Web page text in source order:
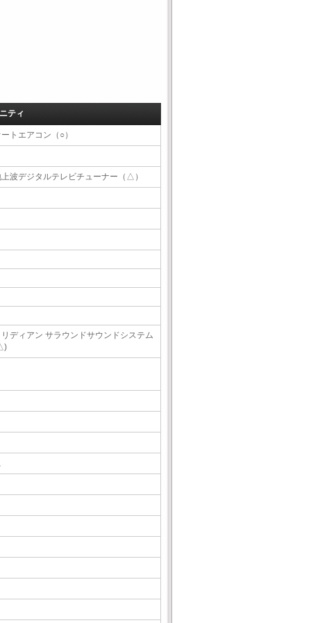
ティ
トエアコン（○）
波デジタルテレビチューナー（△）
ディアン サラウンドサウンドシステム